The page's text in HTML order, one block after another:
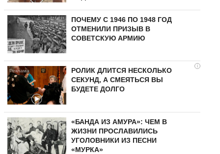
ПОЧЕМУ С 1946 ПО 1948 ГОД
ОТМЕНИЛИ ПРИЗЫВ В
СОВЕТСКУЮ АРМИЮ
i
РОЛИК ДЛИТСЯ НЕСКОЛЬКО
СЕКУНД, А СМЕЯТЬСЯ ВЫ
БУДЕТЕ ДОЛГО
«БАНДА ИЗ АМУРА»: ЧЕМ В
ЖИЗНИ ПРОСЛАВИЛИСЬ
УГОЛОВНИКИ ИЗ ПЕСНИ
«МУРКА»